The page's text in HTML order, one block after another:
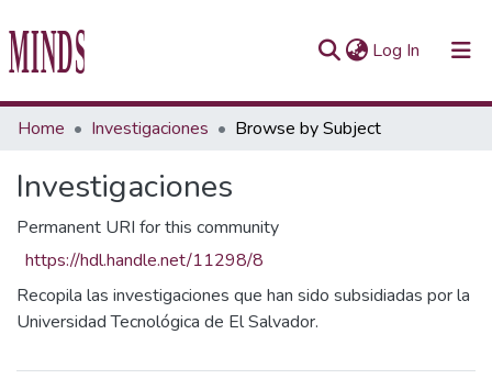
Log In (current)
Communities & Collections
Home Investigaciones Browse by Subject
Investigaciones
Permanent URI for this community
https://hdl.handle.net/11298/8
Recopila las investigaciones que han sido subsidiadas por la
Universidad Tecnológica de El Salvador.